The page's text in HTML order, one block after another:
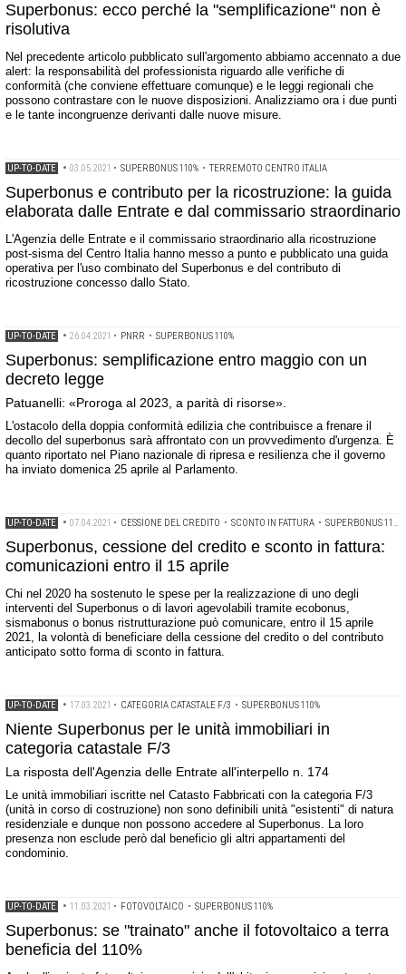
Superbonus: ecco perché la "semplificazione" non è
risolutiva
Nel precedente articolo pubblicato sull'argomento abbiamo accennato a due
alert: la responsabilità del professionista riguardo alle verifiche di
conformità (che conviene effettuare comunque) e le leggi regionali che
possono contrastare con le nuove disposizioni. Analizziamo ora i due punti
e le tante incongruenze derivanti dalle nuove misure.
UP-TO-DATE • 03.05.2021 • SUPERBONUS 110% • TERREMOTO CENTRO ITALIA
Superbonus e contributo per la ricostruzione: la guida
elaborata dalle Entrate e dal commissario straordinario
L'Agenzia delle Entrate e il commissario straordinario alla ricostruzione
post-sisma del Centro Italia hanno messo a punto e pubblicato una guida
operativa per l'uso combinato del Superbonus e del contributo di
ricostruzione concesso dallo Stato.
UP-TO-DATE • 26.04.2021 • PNRR • SUPERBONUS 110%
Superbonus: semplificazione entro maggio con un
decreto legge
Patuanelli: «Proroga al 2023, a parità di risorse».
L'ostacolo della doppia conformità edilizia che contribuisce a frenare il
decollo del superbonus sarà affrontato con un provvedimento d'urgenza. È
quanto riportato nel Piano nazionale di ripresa e resilienza che il governo
ha inviato domenica 25 aprile al Parlamento.
UP-TO-DATE • 07.04.2021 • CESSIONE DEL CREDITO • SCONTO IN FATTURA • SUPERBONUS 110%
Superbonus, cessione del credito e sconto in fattura:
comunicazioni entro il 15 aprile
Chi nel 2020 ha sostenuto le spese per la realizzazione di uno degli
interventi del Superbonus o di lavori agevolabili tramite ecobonus,
sismabonus o bonus ristrutturazione può comunicare, entro il 15 aprile
2021, la volontà di beneficiare della cessione del credito o del contributo
anticipato sotto forma di sconto in fattura.
UP-TO-DATE • 17.03.2021 • CATEGORIA CATASTALE F/3 • SUPERBONUS 110%
Niente Superbonus per le unità immobiliari in
categoria catastale F/3
La risposta dell'Agenzia delle Entrate all'interpello n. 174
Le unità immobiliari iscritte nel Catasto Fabbricati con la categoria F/3
(unità in corso di costruzione) non sono definibili unità "esistenti" di natura
residenziale e dunque non possono accedere al Superbonus. La loro
presenza non esclude però dal beneficio gli altri appartamenti del
condominio.
UP-TO-DATE • 11.03.2021 • FOTOVOLTAICO • SUPERBONUS 110%
Superbonus: se "trainato" anche il fotovoltaico a terra
beneficia del 110%